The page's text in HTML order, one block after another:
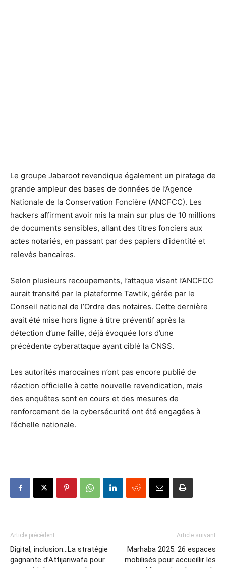
Le groupe Jabaroot revendique également un piratage de
grande ampleur des bases de données de l’Agence
Nationale de la Conservation Foncière (ANCFCC). Les
hackers affirment avoir mis la main sur plus de 10 millions
de documents sensibles, allant des titres fonciers aux
actes notariés, en passant par des papiers d’identité et
relevés bancaires.
Selon plusieurs recoupements, l’attaque visant l’ANCFCC
aurait transité par la plateforme Tawtik, gérée par le
Conseil national de l’Ordre des notaires. Cette dernière
avait été mise hors ligne à titre préventif après la
détection d’une faille, déjà évoquée lors d’une
précédente cyberattaque ayant ciblé la CNSS.
Les autorités marocaines n’ont pas encore publié de
réaction officielle à cette nouvelle revendication, mais
des enquêtes sont en cours et des mesures de
renforcement de la cybersécurité ont été engagées à
l’échelle nationale.
Article précédent
Digital, inclusion…La stratégie
gagnante d’Attijariwafa pour
Article suivant
Marhaba 2025. 26 espaces
mobilisés pour accueillir les